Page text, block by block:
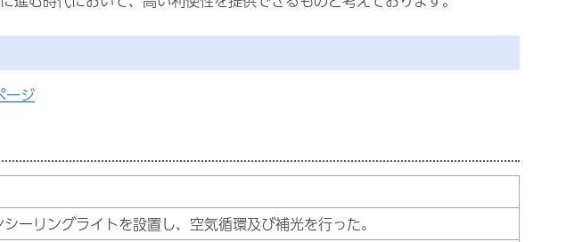
ージ
ーリングライトを設置し、空気循環及び補光を行った。